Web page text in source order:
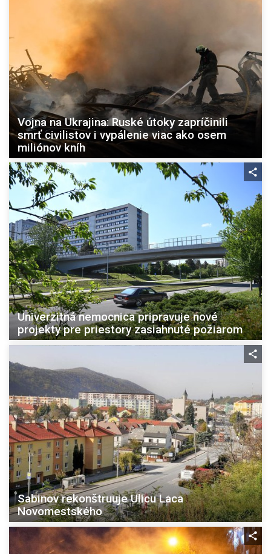
Vojna na Ukrajina: Ruské útoky zapríčinili
smrť civilistov i vypálenie viac ako osem
miliónov kníh
Univerzitná nemocnica pripravuje nové
projekty pre priestory zasiahnuté požiarom
Sabinov rekonštruuje Ulicu Laca
Novomestského